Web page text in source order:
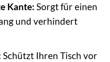
Kante: Sorgt für einen
und verhindert
Schützt Ihren Tisch vor